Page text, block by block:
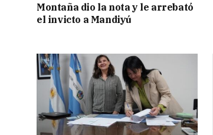
Montaña dio la nota y le arrebató
el invicto a Mandiyú